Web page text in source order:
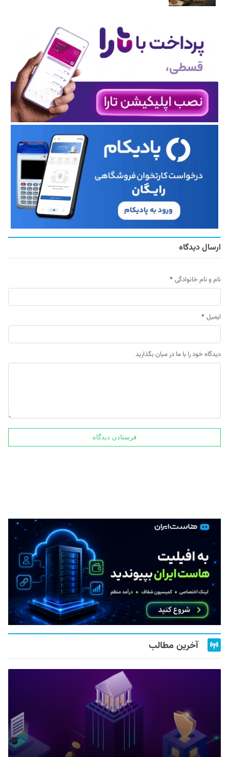
ارسال دیدگاه
نام و نام خانوادگی *
ایمیل *
دیدگاه خود را با ما در میان بگذارید
آخرین مطالب